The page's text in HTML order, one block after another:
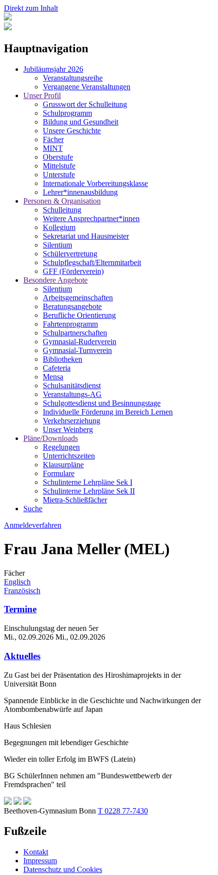
Direkt zum Inhalt
Hauptnavigation
Jubiläumsjahr 2026
Veranstaltungsreihe
Vergangene Veranstaltungen
Unser Profil
Grusswort der Schulleitung
Schulprogramm
Bildung und Gesundheit
Unsere Geschichte
Fächer
MINT
Oberstufe
Mittelstufe
Unterstufe
Internationale Vorbereitungsklasse
Lehrer*innenausbildung
Personen & Organisation
Schulleitung
Weitere Ansprechpartner*innen
Kollegium
Sekretariat und Hausmeister
Silentium
Schülervertretung
Schulpflegschaft/Elternmitarbeit
GFF (Förderverein)
Besondere Angebote
Silentium
Arbeitsgemeinschaften
Beratungsangebote
Berufliche Orientierung
Fahrtenprogramm
Schulpartnerschaften
Gymnasial-Ruderverein
Gymnasial-Turnverein
Bibliotheken
Cafeteria
Mensa
Schulsanitätsdienst
Veranstaltungs-AG
Schulgottesdienst und Besinnungstage
Individuelle Förderung im Bereich Lernen
Verkehrserziehung
Unser Weinberg
Pläne/Downloads
Regelungen
Unterrichtszeiten
Klausurpläne
Formulare
Schulinterne Lehrpläne Sek I
Schulinterne Lehrpläne Sek II
Mietra-Schließfächer
Suche
Anmeldeverfahren
Frau Jana Meller (MEL)
Fächer
Englisch
Französisch
Termine
Einschulungstag der neuen 5er
Mi., 02.09.2026 Mi., 02.09.2026
Aktuelles
Zu Gast bei der Präsentation des Hiroshimaprojekts in der
Universität Bonn
Spannende Einblicke in die Geschichte und Nachwirkungen der
Atombombenabwürfe auf Japan
Haus Schlesien
Begegnungen mit lebendiger Geschichte
Wieder ein toller Erfolg im BWFS (Latein)
BG SchülerInnen nehmen am "Bundeswettbewerb der
Fremdsprachen" teil
Beethoven-Gymnasium Bonn T 0228 77-7430
Fußzeile
Kontakt
Impressum
Datenschutz und Cookies